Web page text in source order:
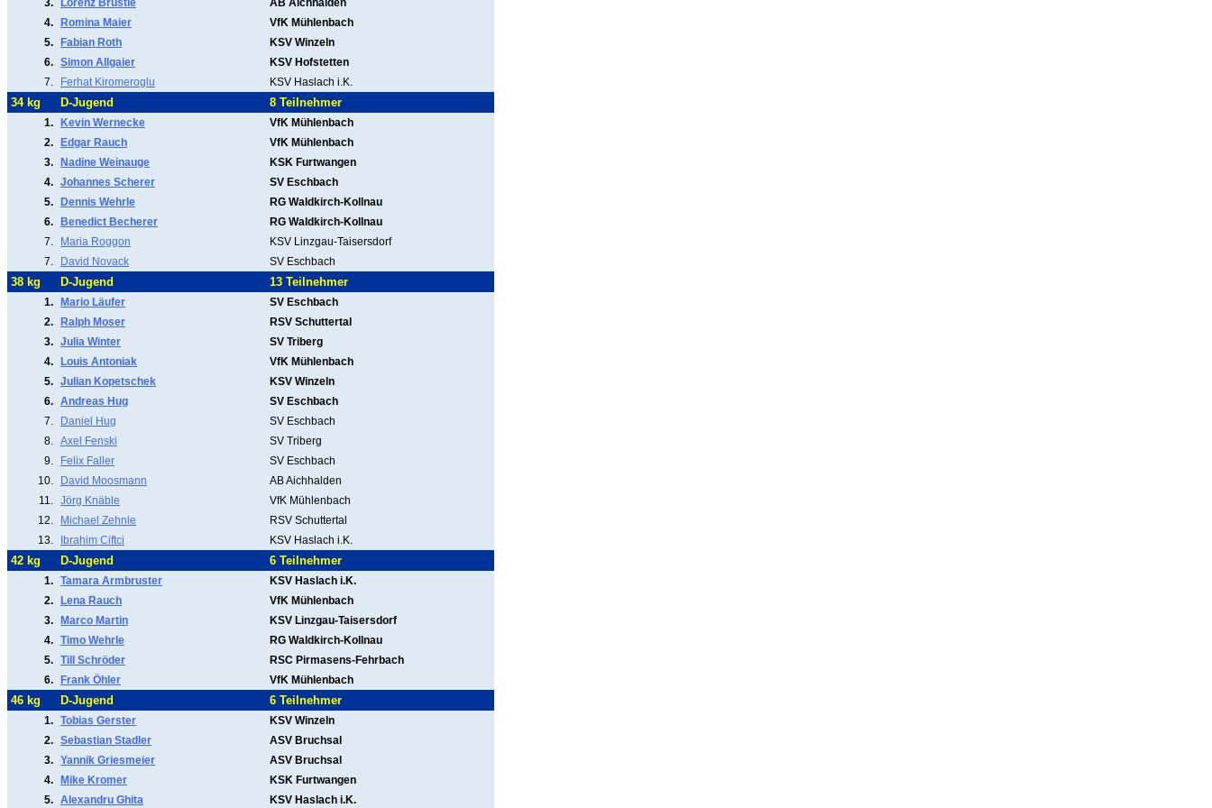
3.
Lorenz Brüstle
AB Aichhalden
4.
Romina Maier
VfK Mühlenbach
5.
Fabian Roth
KSV Winzeln
6. Simon Allgaier
KSV Hofstetten
7.
Ferhat Kiromeroglu KSV Haslach i.K.
34 kg D-Jugend 8 Teilnehmer
1. Kevin Wernecke
VfK Mühlenbach
2.
Edgar Rauch
VfK Mühlenbach
3.
Nadine Weinauge
KSK Furtwangen
4. Johannes Scherer
SV Eschbach
5.
Dennis Wehrle
RG Waldkirch-Kollnau
6.
Benedict Becherer
RG Waldkirch-Kollnau
7.
Maria Roggon
KSV Linzgau-Taisersdorf
7.
David Novack SV Eschbach
38 kg D-Jugend 13 Teilnehmer
1. Mario Läufer
SV Eschbach
2.
Ralph Moser
RSV Schuttertal
3. Julia Winter
SV Triberg
4.
Louis Antoniak
VfK Mühlenbach
5. Julian Kopetschek
KSV Winzeln
6. Andreas Hug
SV Eschbach
7.
Daniel Hug
SV Eschbach
8. Axel Fenski
SV Triberg
9.
Felix Faller
SV Eschbach
10.
David Moosmann
AB Aichhalden
11. Jörg Knäble
VfK Mühlenbach
12.
Michael Zehnle
RSV Schuttertal
13.
Ibrahim Ciftci KSV Haslach i.K.
42 kg D-Jugend 6 Teilnehmer
1. Tamara Armbruster
KSV Haslach i.K.
2.
Lena Rauch
VfK Mühlenbach
3.
Marco Martin
KSV Linzgau-Taisersdorf
4. Timo Wehrle
RG Waldkirch-Kollnau
5. Till Schröder
RSC Pirmasens-Fehrbach
6.
Frank Öhler VfK Mühlenbach
46 kg D-Jugend 6 Teilnehmer
1. Tobias Gerster
KSV Winzeln
2. Sebastian Stadler
ASV Bruchsal
3. Yannik Griesmeier
ASV Bruchsal
4.
Mike Kromer
KSK Furtwangen
5. Alexandru Ghita KSV Haslach i.K.